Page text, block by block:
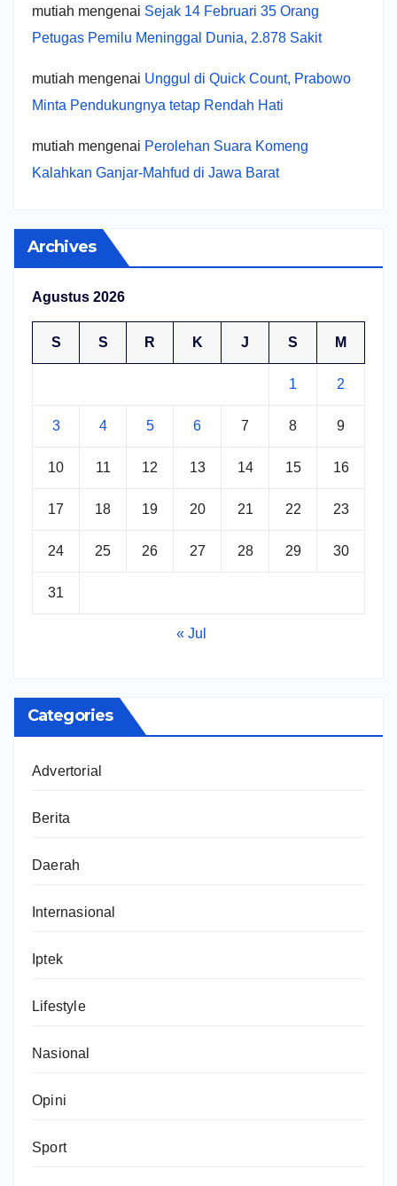
mutiah mengenai Sejak 14 Februari 35 Orang
Petugas Pemilu Meninggal Dunia, 2.878 Sakit
mutiah mengenai Unggul di Quick Count, Prabowo
Minta Pendukungnya tetap Rendah Hati
mutiah mengenai Perolehan Suara Komeng
Kalahkan Ganjar-Mahfud di Jawa Barat
Archives
Agustus 2026
S S R K J S M
1 2
3 4 5 6 7 8 9
10 11 12 13 14 15 16
17 18 19 20 21 22 23
24 25 26 27 28 29 30
31
« Jul
Categories
Advertorial
Berita
Daerah
Internasional
Iptek
Lifestyle
Nasional
Opini
Sport